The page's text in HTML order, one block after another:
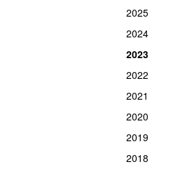
2025
2024
2023
2022
2021
2020
2019
2018